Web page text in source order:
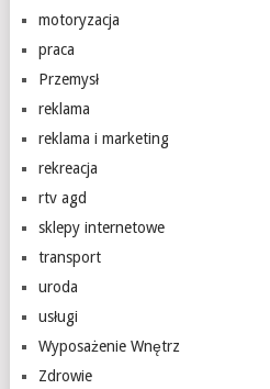
motoryzacja
praca
Przemysł
reklama
reklama i marketing
rekreacja
rtv agd
sklepy internetowe
transport
uroda
usługi
Wyposażenie Wnętrz
Zdrowie